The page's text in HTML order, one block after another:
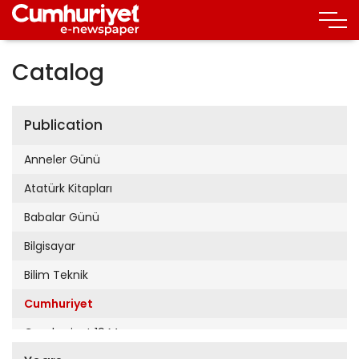
Catalog
Publication
Anneler Günü
Atatürk Kitapları
Babalar Günü
Bilgisayar
Bilim Teknik
Cumhuriyet
Cumhuriyet 19 Mayıs